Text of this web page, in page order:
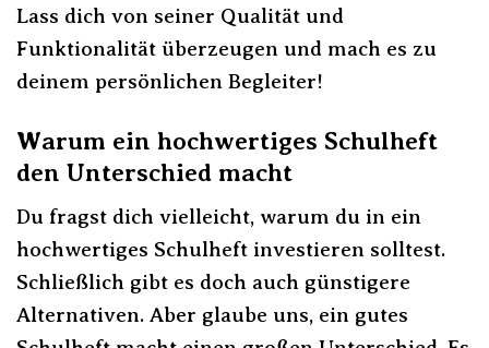
Lass dich von seiner Qualität und
Funktionalität überzeugen und mach es zu
deinem persönlichen Begleiter!
Warum ein hochwertiges Schulheft
den Unterschied macht
Du fragst dich vielleicht, warum du in ein
hochwertiges Schulheft investieren solltest.
Schließlich gibt es doch auch günstigere
Alternativen. Aber glaube uns, ein gutes